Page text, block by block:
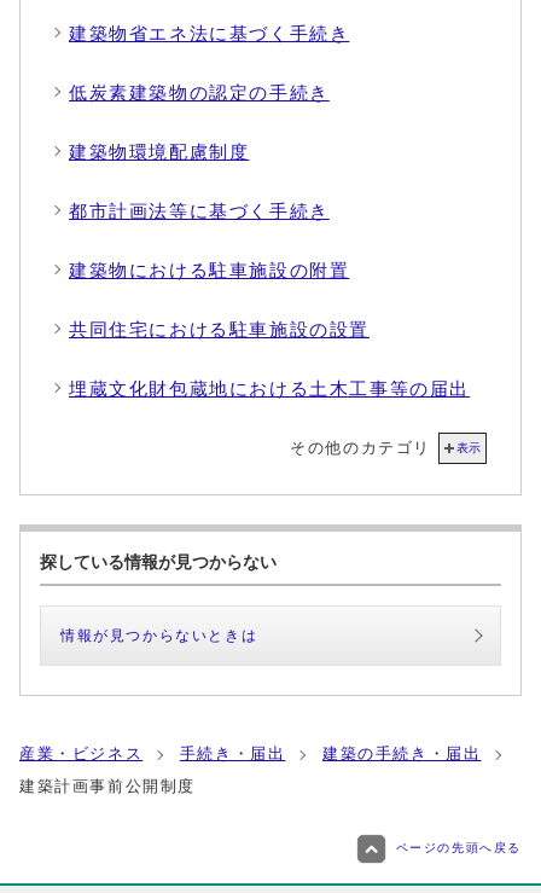
建築物省エネ法に基づく手続き
低炭素建築物の認定の手続き
建築物環境配慮制度
都市計画法等に基づく手続き
建築物における駐車施設の附置
共同住宅における駐車施設の設置
埋蔵文化財包蔵地における土木工事等の届出
その他のカテゴリ 表示
探している情報が見つからない
情報が見つからないときは
産業・ビジネス 手続き・届出
建築の手続き・届出
建築計画事前公開制度
ページの先頭へ戻る